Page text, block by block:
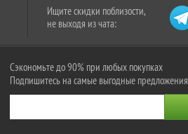
Ищите скидки поблизости,
не выходя из чата:
Сэкономьте до 90% при любых покупках
Подпишитесь на самые выгодные предложения